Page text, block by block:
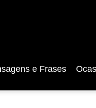
e Frases